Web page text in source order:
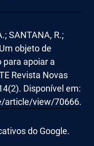
SANTANA, R.;
objeto de
apoiar a
Revista Novas
Disponível em:
article/view/70666.
do Google.